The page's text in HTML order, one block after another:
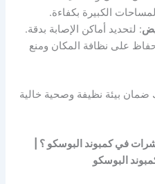
الكبيرة بكفاءة.
: لتحديد أماكن الإصابة بدقة.
على نظافة المكان ومنع
ضمان بيئة نظيفة وصحية خالية
في كمبوند البوسكو ؟ |
البوسكو